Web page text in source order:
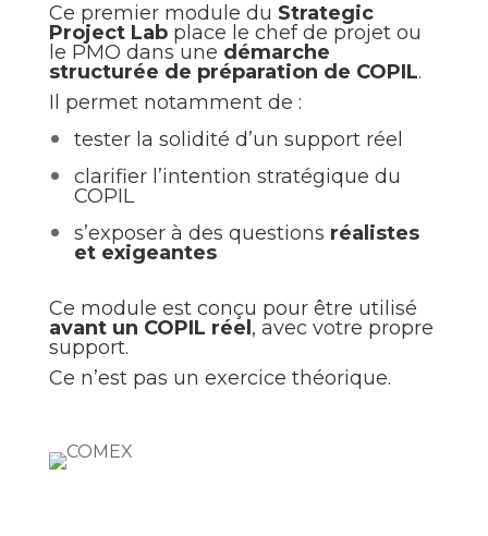
Ce premier module du Strategic
Project Labplace le chef de projet ou
le PMO dans une démarche
structurée de préparation de COPIL.
Il permet notamment de :
tester la solidité d’un support réel
clarifier l’intention stratégique du
COPIL
s’exposer à des questions réalistes
et exigeantes
Ce module est conçu pour être utilisé
avant un COPIL réel , avec votre propre
support.
Ce n’est pas un exercice théorique.